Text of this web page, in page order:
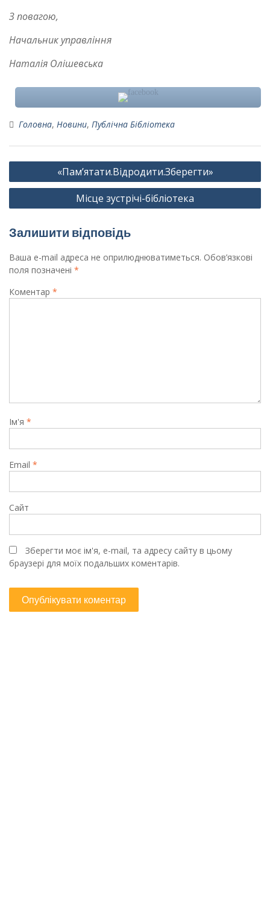
З повагою,
Начальник управління
Наталія Олішевська
Головна, Новини, Публічна Бібліотека
Навігація
записів
«Пам’ятати.Відродити.Зберегти»
Місце зустрічі-бібліотека
Залишити відповідь
Ваша e-mail адреса не оприлюднюватиметься. Обов’язкові
поля позначені *
Коментар *
Ім'я *
Email *
Сайт
Зберегти моє ім'я, e-mail, та адресу сайту в цьому
браузері для моїх подальших коментарів.